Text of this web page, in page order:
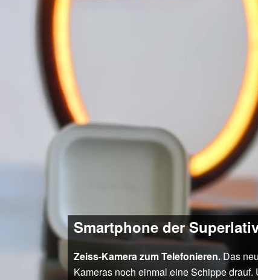
Smartphone der
Zeiss-Kamera zum Telefonieren. Das
Kameras noch einmal eine Schippe